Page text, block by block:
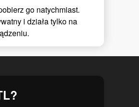
go natychmiast.
i działa tylko na